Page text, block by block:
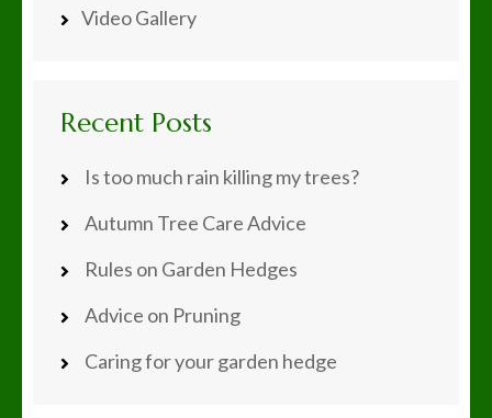
Video Gallery
Recent Posts
Is too much rain killing my trees?
Autumn Tree Care Advice
Rules on Garden Hedges
Advice on Pruning
Caring for your garden hedge